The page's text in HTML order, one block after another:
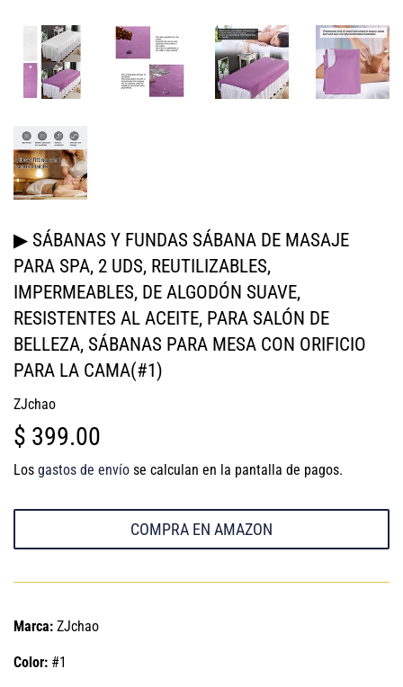
▶ SÁBANAS Y FUNDAS SÁBANA DE MASAJE
PARA SPA, 2 UDS, REUTILIZABLES,
IMPERMEABLES, DE ALGODÓN SUAVE,
RESISTENTES AL ACEITE, PARA SALÓN DE
BELLEZA, SÁBANAS PARA MESA CON ORIFICIO
PARA LA CAMA(#1)
ZJchao
$ 399.00
399.00
Los gastos de envío se calculan en la pantalla de pagos.
COMPRA EN AMAZON
Marca: ZJchao
Color: #1